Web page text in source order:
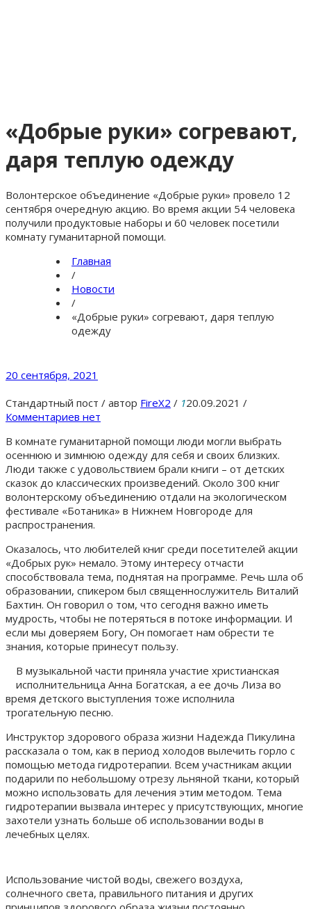
«Добрые руки» согревают,
даря теплую одежду
Волонтерское объединение «Добрые руки» провело 12
сентября очередную акцию. Во время акции 54 человека
получили продуктовые наборы и 60 человек посетили
комнату гуманитарной помощи.
Главная
/
Новости
/
«Добрые руки» согревают, даря теплую
одежду
20 сентября, 2021
Стандартный пост / автор FireX2 / 120.09.2021 /
Комментариев нет
В комнате гуманитарной помощи люди могли выбрать
осеннюю и зимнюю одежду для себя и своих близких.
Люди также с удовольствием брали книги – от детских
сказок до классических произведений. Около 300 книг
волонтерскому объединению отдали на экологическом
фестивале «Ботаника» в Нижнем Новгороде для
распространения.
Оказалось, что любителей книг среди посетителей акции
«Добрых рук» немало. Этому интересу отчасти
способствовала тема, поднятая на программе. Речь шла об
образовании, спикером был священнослужитель Виталий
Бахтин. Он говорил о том, что сегодня важно иметь
мудрость, чтобы не потеряться в потоке информации. И
если мы доверяем Богу, Он помогает нам обрести те
знания, которые принесут пользу.
В музыкальной части приняла участие христианская
исполнительница Анна Богатская, а ее дочь Лиза во
время детского выступления тоже исполнила
трогательную песню.
Инструктор здорового образа жизни Надежда Пикулина
рассказала о том, как в период холодов вылечить горло с
помощью метода гидротерапии. Всем участникам акции
подарили по небольшому отрезу льняной ткани, который
можно использовать для лечения этим методом. Тема
гидротерапии вызвала интерес у присутствующих, многие
захотели узнать больше об использовании воды в
лечебных целях.
Использование чистой воды, свежего воздуха,
солнечного света, правильного питания и других